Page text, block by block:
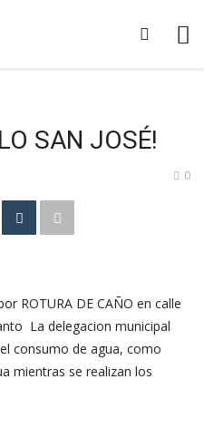
SAN JOSÉ!
0
ROTURA DE CAÑO en calle
La delegacion municipal
consumo de agua, como
mientras se realizan los